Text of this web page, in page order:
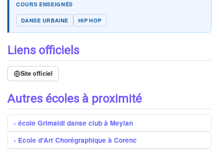
COURS ENSEIGNÉS
DANSE URBAINE HIP HOP
Liens officiels
Site officiel
Autres écoles à proximité
école Grimaldi danse club à Meylan
Ecole d'Art Chorégraphique à Corenc